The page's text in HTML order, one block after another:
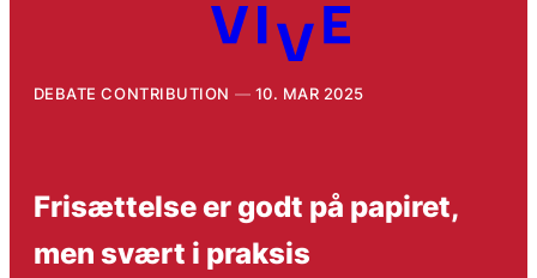
DEBATE CONTRIBUTION 10. MAR 2025
Frisættelse er godt på papiret,
men svært i praksis